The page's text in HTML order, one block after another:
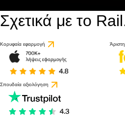
Σχετικά με το
Κορυφαία εφαρμογή
Σπουδαία αξιολόγηση